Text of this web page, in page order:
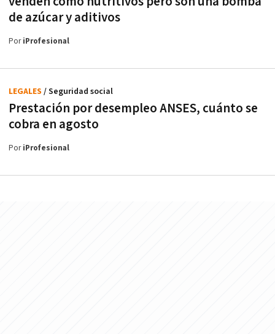
de azúcar y aditivos
PoriProfesional
Prestación por desempleo ANSES, cuánto se
cobra en agosto
LEGALES / Seguridad social
PoriProfesional